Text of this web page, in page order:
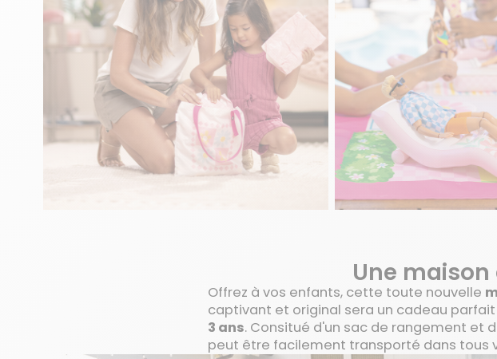
Une
Offrez à vos enfants, cette toute nouvelle
captivant et original sera un cadeau
3 ans. Consitué d'un sac de rangement et
peut être facilement transporté dans tous